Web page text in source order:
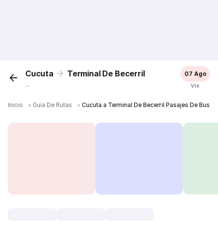
Cucuta Terminal De Becerril
...
07 Ago
Vie
Inicio ＞ Guía De Rutas ＞Cucuta a Terminal De Becerril Pasajes De Bus